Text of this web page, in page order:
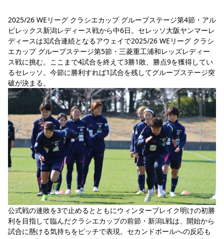
スタジアム
YANMAR HANASAKA STADIUM
サポートする
パートナー・スポンサー一覧
スポーツクラブ
スポーツクラブ
ニュース
すべて チーム グッズ チケット イベント パートナー
セレッソ大阪
アカデミー
2025/26 WEリーグ クラシエカップ グループステージ第4節・アル
ビレックス新潟レディース戦から中6日。セレッソ大阪ヤンマーレ
ディースは3試合連続となるアウェイで2025/26 WEリーグ クラシ
エカップ グループステージ第5節・三菱重工浦和レッズレディー
ス戦に挑む。ここまで4試合を終えて3勝1敗、勝点9を獲得してい
るセレッソ。今節に勝利すれば1試合を残してグループステージ突
破が決まる。
公式戦の連敗を3で止めるとともにウィンターブレイク明けの初勝
利を目指して臨んだクラシエカップの前節・新潟L戦は、開始から
試合に懸ける気持ちをピッチで表現。セカンドボールへの反応も